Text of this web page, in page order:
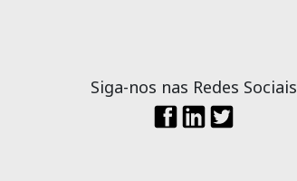
Siga-nos nas Redes Sociais